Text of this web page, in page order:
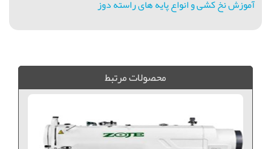
آموزش نخ کشی و انواع پایه های راسته دوز
محصولات مرتبط